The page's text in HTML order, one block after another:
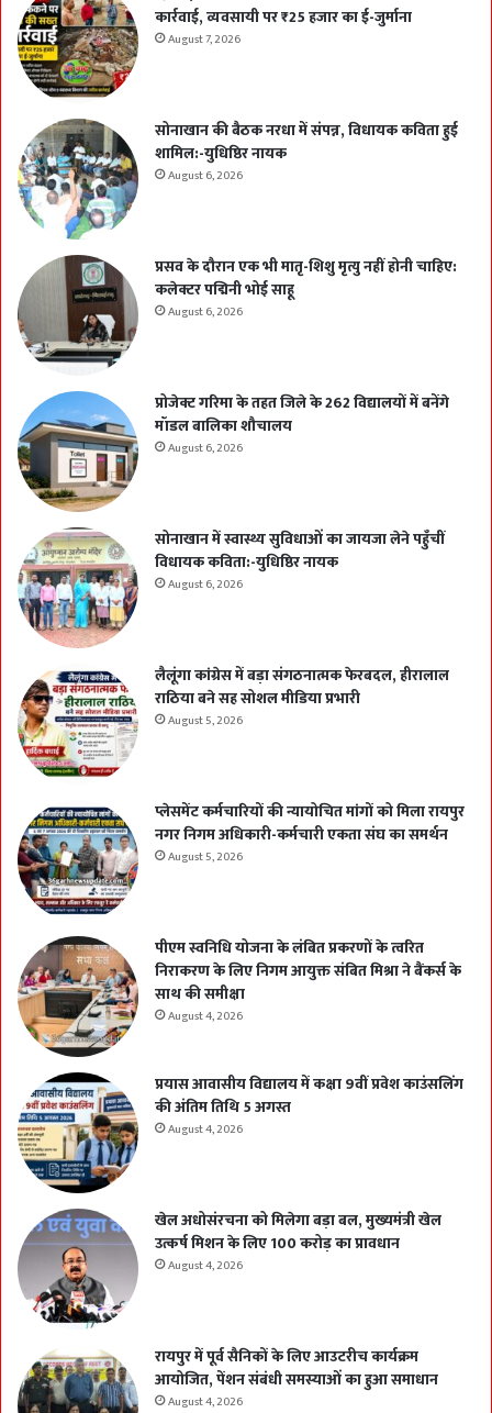
कार्रवाई, व्यवसायी पर ₹25 हजार का ई-जुर्माना
August 7, 2026
सोनाखान की बैठक नरधा में संपन्न, विधायक कविता हुई
शामिल:-युधिष्ठिर नायक
August 6, 2026
प्रसव के दौरान एक भी मातृ-शिशु मृत्यु नहीं होनी चाहिए:
कलेक्टर पद्मिनी भोई साहू
August 6, 2026
प्रोजेक्ट गरिमा के तहत जिले के 262 विद्यालयों में बनेंगे
मॉडल बालिका शौचालय
August 6, 2026
सोनाखान में स्वास्थ्य सुविधाओं का जायजा लेने पहुँचीं
विधायक कविता:-युधिष्ठिर नायक
August 6, 2026
लैलूंगा कांग्रेस में बड़ा संगठनात्मक फेरबदल, हीरालाल
राठिया बने सह सोशल मीडिया प्रभारी
August 5, 2026
प्लेसमेंट कर्मचारियों की न्यायोचित मांगों को मिला रायपुर
नगर निगम अधिकारी-कर्मचारी एकता संघ का समर्थन
August 5, 2026
पीएम स्वनिधि योजना के लंबित प्रकरणों के त्वरित
निराकरण के लिए निगम आयुक्त संबित मिश्रा ने बैंकर्स के
साथ की समीक्षा
August 4, 2026
प्रयास आवासीय विद्यालय में कक्षा 9वीं प्रवेश काउंसलिंग
की अंतिम तिथि 5 अगस्त
August 4, 2026
खेल अधोसंरचना को मिलेगा बड़ा बल, मुख्यमंत्री खेल
उत्कर्ष मिशन के लिए 100 करोड़ का प्रावधान
August 4, 2026
रायपुर में पूर्व सैनिकों के लिए आउटरीच कार्यक्रम
आयोजित, पेंशन संबंधी समस्याओं का हुआ समाधान
August 4, 2026